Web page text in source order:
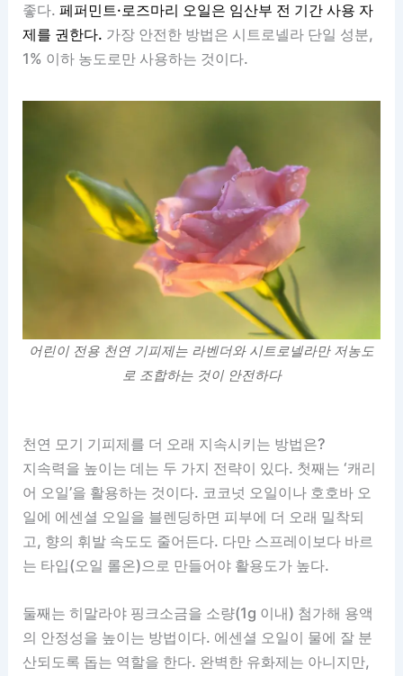
좋다.페퍼민트·로즈마리 오일은 임산부 전 기간 사용 자
제를 권한다. 가장 안전한 방법은 시트로넬라 단일 성분,
1% 이하 농도로만 사용하는 것이다.
어린이 전용 천연 기피제는 라벤더와 시트로넬라만 저농도
로 조합하는 것이 안전하다
천연 모기 기피제를 더 오래 지속시키는 방법은?
지속력을 높이는 데는 두 가지 전략이 있다. 첫째는 ‘캐리
어 오일’을 활용하는 것이다. 코코넛 오일이나 호호바 오
일에 에센셜 오일을 블렌딩하면 피부에 더 오래 밀착되
고, 향의 휘발 속도도 줄어든다. 다만 스프레이보다 바르
는 타입(오일 롤온)으로 만들어야 활용도가 높다.
둘째는 히말라야 핑크소금을 소량(1g 이내) 첨가해 용액
의 안정성을 높이는 방법이다. 에센셜 오일이 물에 잘 분
산되도록 돕는 역할을 한다. 완벽한 유화제는 아니지만,